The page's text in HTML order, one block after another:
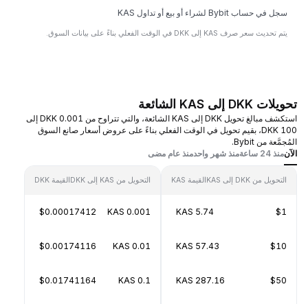
سجل في حساب Bybit لشراء أو بيع أو تداول KAS
يتم تحديث سعر صرف KAS إلى DKK في الوقت الفعلي بناءً على بيانات السوق.
تحويلات DKK إلى KAS الشائعة
استكشف مبالغ تحويل DKK إلى KAS الشائعة، والتي تتراوح من 0.001 DKK إلى
100 DKK، بقيم تحويل في الوقت الفعلي بناءً على عروض أسعار صانع السوق
المُجمَّعة من Bybit.
الآنمنذ 24 ساعة منذ شهر واحدمنذ عام مضى
التحويل من DKK إلى KAS القيمة KAS
$1
5.74 KAS
$10
57.43 KAS
$50
287.16 KAS
التحويل من KAS إلى DKK القيمة DKK
0.001 KAS
$0.00017412
0.01 KAS
$0.00174116
0.1 KAS
$0.01741164